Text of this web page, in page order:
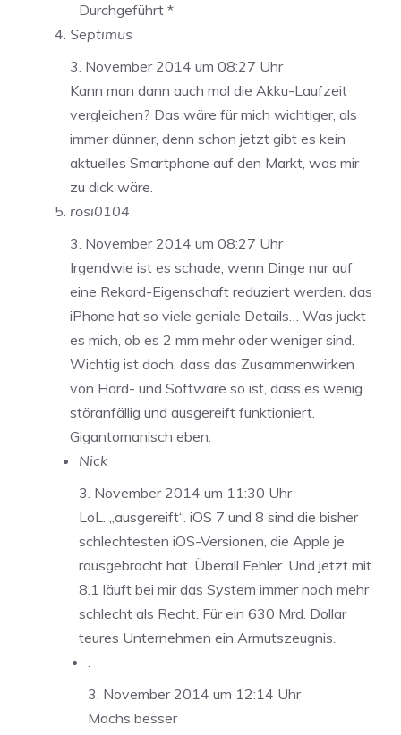
Durchgeführt *
Septimus
3. November 2014 um 08:27 Uhr
Kann man dann auch mal die Akku-Laufzeit
vergleichen? Das wäre für mich wichtiger, als
immer dünner, denn schon jetzt gibt es kein
aktuelles Smartphone auf den Markt, was mir
zu dick wäre.
rosi0104
3. November 2014 um 08:27 Uhr
Irgendwie ist es schade, wenn Dinge nur auf
eine Rekord-Eigenschaft reduziert werden. das
iPhone hat so viele geniale Details… Was juckt
es mich, ob es 2 mm mehr oder weniger sind.
Wichtig ist doch, dass das Zusammenwirken
von Hard- und Software so ist, dass es wenig
störanfällig und ausgereift funktioniert.
Gigantomanisch eben.
Nick
3. November 2014 um 11:30 Uhr
LoL. „ausgereift“. iOS 7 und 8 sind die bisher
schlechtesten iOS-Versionen, die Apple je
rausgebracht hat. Überall Fehler. Und jetzt mit
8.1 läuft bei mir das System immer noch mehr
schlecht als Recht. Für ein 630 Mrd. Dollar
teures Unternehmen ein Armutszeugnis.
.
3. November 2014 um 12:14 Uhr
Machs besser